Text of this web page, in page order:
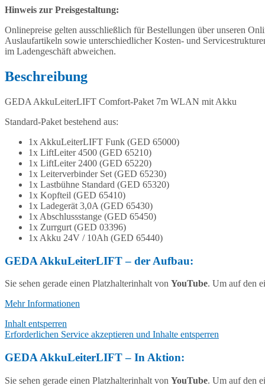
Hinweis zur Preisgestaltung:
Onlinepreise gelten ausschließlich für Bestellungen über unseren
Auslaufartikeln sowie unterschiedlicher Kosten- und
im Ladengeschäft abweichen.
Beschreibung
GEDA AkkuLeiterLIFT Comfort-Paket 7m WLAN mit Akku
Standard-Paket bestehend aus:
1x AkkuLeiterLIFT Funk (GED 65000)
1x LiftLeiter 4500 (GED 65210)
1x LiftLeiter 2400 (GED 65220)
1x Leiterverbinder Set (GED 65230)
1x Lastbühne Standard (GED 65320)
1x Kopfteil (GED 65410)
1x Ladegerät 3,0A (GED 65430)
1x Abschlussstange (GED 65450)
1x Zurrgurt (GED 03396)
1x Akku 24V / 10Ah (GED 65440)
GEDA AkkuLeiterLIFT – der Aufbau:
Sie sehen gerade einen Platzhalterinhalt von YouTube. Um auf den
Mehr Informationen
Inhalt entsperren
Erforderlichen Service akzeptieren und Inhalte entsperren
GEDA AkkuLeiterLIFT – In Aktion:
Sie sehen gerade einen Platzhalterinhalt von YouTube. Um auf den